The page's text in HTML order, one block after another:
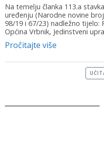
Na temelju članka 113.a
uređenju (Narodne novine
98/19 i 67/23) nadležno tijelo:
Općina Vrbnik, Jedinstveni
Pročitajte više